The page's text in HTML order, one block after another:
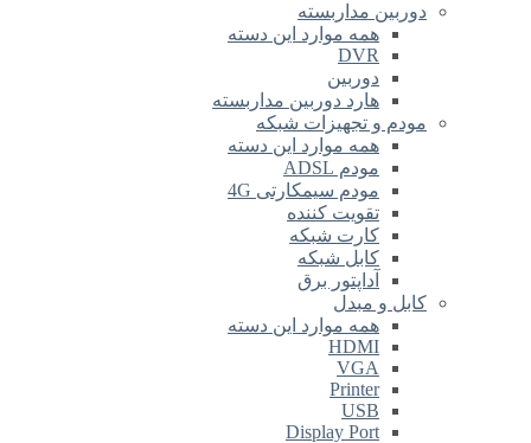
دوربین مداربسته
همه موارد این دسته
DVR
دوربین
هارد دوربین مداربسته
مودم و تجهیزات شبکه
همه موارد این دسته
مودم ADSL
مودم سیمکارتی 4G
تقویت کننده
کارت شبکه
کابل شبکه
آداپتور برق
کابل و مبدل
همه موارد این دسته
HDMI
VGA
Printer
USB
Display Port